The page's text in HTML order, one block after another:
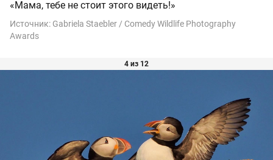
«Мама, тебе не стоит этого видеть!»
Источник: Gabriela Staebler / Comedy Wildlife Photography
Awards
4 из 12